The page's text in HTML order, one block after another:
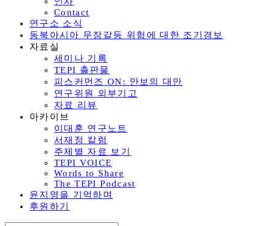
Contact
연구소 소식
동북아시아 무장갈등 위험에 대한 조기경보
자료실
세미나 기록
TEPI 출판물
피스커먼즈 ON: 안보의 대안
연구위원 외부기고
자료 리뷰
아카이브
이대훈 연구노트
서재정 칼럼
주제별 자료 보기
TEPI VOICE
Words to Share
The TEPI Podcast
윤지영을 기억하며
후원하기